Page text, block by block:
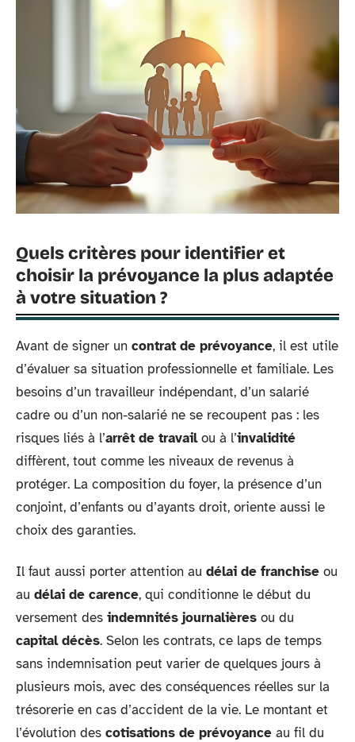
Quels critères pour identifier et
choisir la prévoyance la plus adaptée
à votre situation ?
Avant de signer un contrat de prévoyance, il est utile
d’évaluer sa situation professionnelle et familiale. Les
besoins d’un travailleur indépendant, d’un salarié
cadre ou d’un non-salarié ne se recoupent pas : les
risques liés à l’arrêt de travailou à l’invalidité
diffèrent, tout comme les niveaux de revenus à
protéger. La composition du foyer, la présence d’un
conjoint, d’enfants ou d’ayants droit, oriente aussi le
choix des garanties.
Il faut aussi porter attention au délai de franchise ou
au délai de carence, qui conditionne le début du
versement des indemnités journalières ou du
capital décès. Selon les contrats, ce laps de temps
sans indemnisation peut varier de quelques jours à
plusieurs mois, avec des conséquences réelles sur la
trésorerie en cas d’accident de la vie. Le montant et
l’évolution des cotisations de prévoyance au fil du